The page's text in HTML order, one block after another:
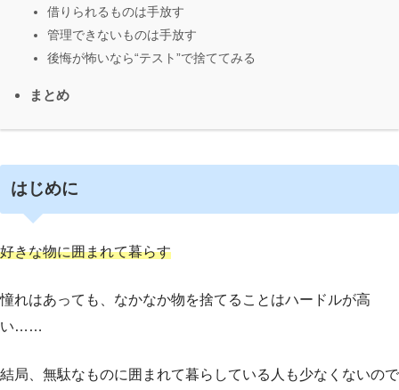
借りられるものは手放す
管理できないものは手放す
後悔が怖いなら“テスト”で捨ててみる
まとめ
はじめに
好きな物に囲まれて暮らす
憧れはあっても、なかなか物を捨てることはハードルが高
い……
結局、無駄なものに囲まれて暮らしている人も少なくないので